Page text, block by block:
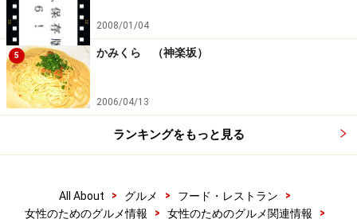
レンガと木のぬくもりが心地いい店内。
こちらも、完熟チェリートマトと水牛のボッコンチーニ
チーズを使った｢D.O.C ドック｣と呼ばれる受賞ピッツァ
で、｢ピッツァ世界コンペティション2006テクニカル部
門｣最優秀賞に輝き、ピッツァ発祥の地・ナポリの魅力が
まさにここは、世界の舞台。これだけの顔ぶれが揃うの
は、他に類を見ない贅沢と言えましょう。
2008/01/04
5 かみくら （神楽坂）
2006/04/13
ランキングをもっと見る
All About > グルメ > フード・レストラン
>
女性のためのグルメ情報
> 女性のためのグルメ関連情報
>